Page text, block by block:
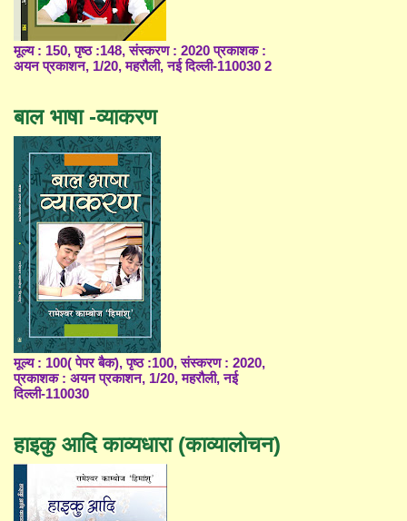
मूल्य : 150, पृष्ठ :148, संस्करण : 2020 प्रकाशक :
अयन प्रकाशन, 1/20, महरौली, नई दिल्ली-110030 2
बाल भाषा -व्याकरण
मूल्य : 100( पेपर बैक), पृष्ठ :100, संस्करण : 2020,
प्रकाशक : अयन प्रकाशन, 1/20, महरौली, नई
दिल्ली-110030
हाइकु आदि काव्यधारा (काव्यालोचन)